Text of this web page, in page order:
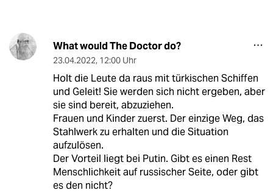
What would The Doctor do?
23.04.2022, 12:00 Uhr
Holt die Leute da raus mit türkischen Schiffen
und Geleit! Sie werden sich nicht ergeben, aber
sie sind bereit, abzuziehen.
Frauen und Kinder zuerst. Der einzige Weg, das
Stahlwerk zu erhalten und die Situation
aufzulösen.
Der Vorteil liegt bei Putin. Gibt es einen Rest
Menschlichkeit auf russischer Seite, oder gibt
es den nicht?